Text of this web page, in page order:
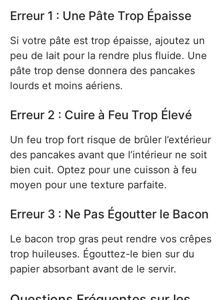
Erreur 1 : Une Pâte Trop Épaisse
Si votre pâte est trop épaisse, ajoutez un
peu de lait pour la rendre plus fluide. Une
pâte trop dense donnera des pancakes
lourds et moins aériens.
Erreur 2 : Cuire à Feu Trop Élevé
Un feu trop fort risque de brûler l’extérieur
des pancakes avant que l’intérieur ne soit
bien cuit. Optez pour une cuisson à feu
moyen pour une texture parfaite.
Erreur 3 : Ne Pas Égoutter le Bacon
Le bacon trop gras peut rendre vos crêpes
trop huileuses. Égouttez-le bien sur du
papier absorbant avant de le servir.